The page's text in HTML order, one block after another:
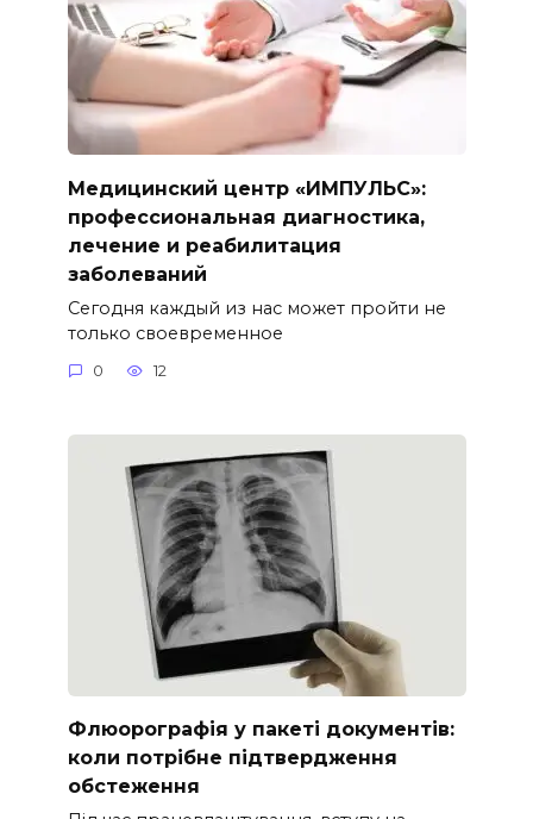
Медицинский центр «ИМПУЛЬС»:
профессиональная диагностика,
лечение и реабилитация
заболеваний
Сегодня каждый из нас может пройти не
только своевременное
0 12
Флюорографія у пакеті документів:
коли потрібне підтвердження
обстеження